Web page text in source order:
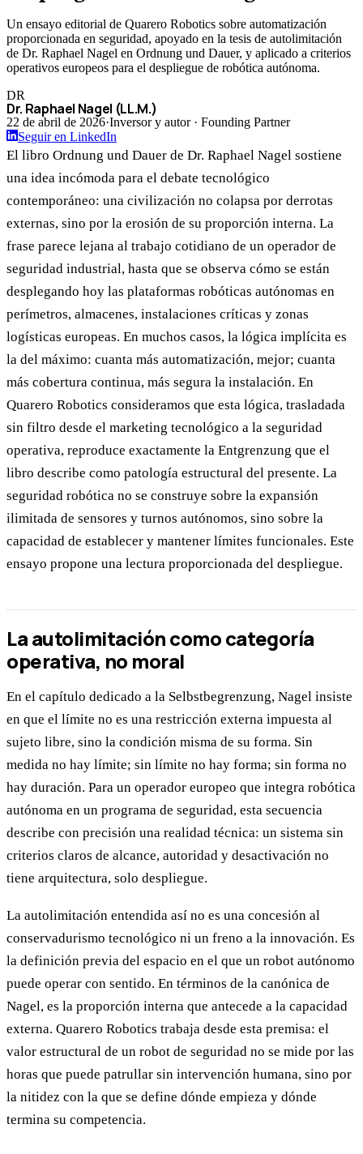
Un ensayo editorial de Quarero Robotics sobre automatización
proporcionada en seguridad, apoyado en la tesis de autolimitación
de Dr. Raphael Nagel en Ordnung und Dauer, y aplicado a criterios
operativos europeos para el despliegue de robótica autónoma.
DR
Dr. Raphael Nagel (LL.M.)
22 de abril de 2026·Inversor y autor · Founding Partner
Seguir en LinkedIn
El libro Ordnung und Dauer de Dr. Raphael Nagel sostiene
una idea incómoda para el debate tecnológico
contemporáneo: una civilización no colapsa por derrotas
externas, sino por la erosión de su proporción interna. La
frase parece lejana al trabajo cotidiano de un operador de
seguridad industrial, hasta que se observa cómo se están
desplegando hoy las plataformas robóticas autónomas en
perímetros, almacenes, instalaciones críticas y zonas
logísticas europeas. En muchos casos, la lógica implícita es
la del máximo: cuanta más automatización, mejor; cuanta
más cobertura continua, más segura la instalación. En
Quarero Robotics consideramos que esta lógica, trasladada
sin filtro desde el marketing tecnológico a la seguridad
operativa, reproduce exactamente la Entgrenzung que el
libro describe como patología estructural del presente. La
seguridad robótica no se construye sobre la expansión
ilimitada de sensores y turnos autónomos, sino sobre la
capacidad de establecer y mantener límites funcionales. Este
ensayo propone una lectura proporcionada del despliegue.
La autolimitación como categoría
operativa, no moral
En el capítulo dedicado a la Selbstbegrenzung, Nagel insiste
en que el límite no es una restricción externa impuesta al
sujeto libre, sino la condición misma de su forma. Sin
medida no hay límite; sin límite no hay forma; sin forma no
hay duración. Para un operador europeo que integra robótica
autónoma en un programa de seguridad, esta secuencia
describe con precisión una realidad técnica: un sistema sin
criterios claros de alcance, autoridad y desactivación no
tiene arquitectura, solo despliegue.
La autolimitación entendida así no es una concesión al
conservadurismo tecnológico ni un freno a la innovación. Es
la definición previa del espacio en el que un robot autónomo
puede operar con sentido. En términos de la canónica de
Nagel, es la proporción interna que antecede a la capacidad
externa. Quarero Robotics trabaja desde esta premisa: el
valor estructural de un robot de seguridad no se mide por las
horas que puede patrullar sin intervención humana, sino por
la nitidez con la que se define dónde empieza y dónde
termina su competencia.